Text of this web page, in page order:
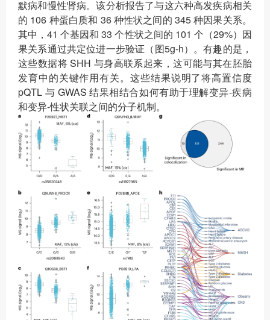
默病和慢性肾病。该分析报告了与这六种高发疾病相关
的 106 种蛋白质和 36 种性状之间的 345 种因果关系。
其中，41 个基因和 33 个性状之间的 101 个（29%）因
果关系通过共定位进一步验证（图5g-h）。有趣的是，
这些数据将 SHH 与身高联系起来，这可能与其在胚胎
发育中的关键作用有关。这些结果说明了将高置信度
pQTL 与 GWAS 结果相结合如何有助于理解变异-疾病
和变异-性状关联之间的分子机制。